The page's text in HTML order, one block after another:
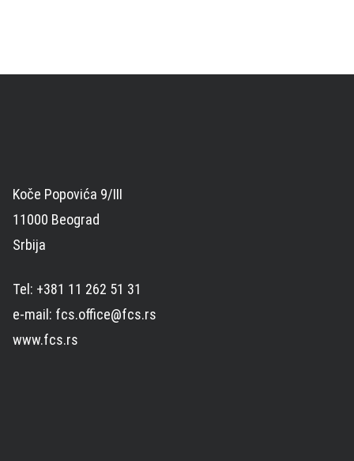
Koče Popovića 9/III
11000 Beograd
Srbija
Tel: +381 11 262 51 31
e-mail: fcs.office@fcs.rs
www.fcs.rs